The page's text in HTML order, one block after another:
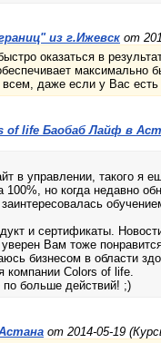
из г.Ижевск от
оказаться в
максимально
даже если у Вас есть
of life Баобаб Лайф в
в управлении, такого я
100%, но когда недавно
и сертификаты.
Вам тоже
бизнесом в области
компании Colors of life.
по больше действий! ;)
от 2014-05-19